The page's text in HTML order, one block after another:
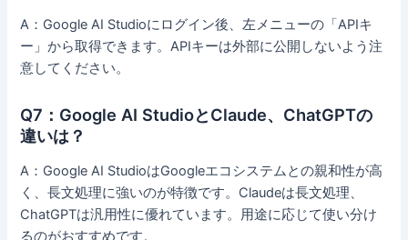
A：Google AI Studioにログイン後、左メニューの「APIキ
ー」から取得できます。APIキーは外部に公開しないよう注
意してください。
Q7：Google AI StudioとClaude、ChatGPTの
違いは？
A：Google AI StudioはGoogleエコシステムとの親和性が高
く、長文処理に強いのが特徴です。Claudeは長文処理、
ChatGPTは汎用性に優れています。用途に応じて使い分け
るのがおすすめです。